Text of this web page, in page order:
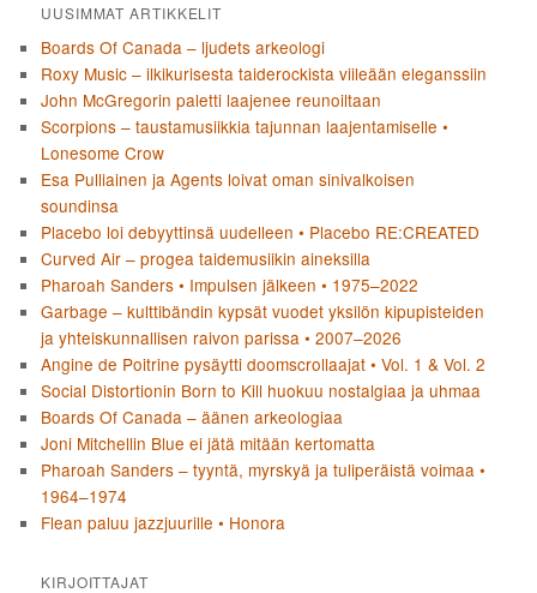
UUSIMMAT ARTIKKELIT
Boards Of Canada – ljudets arkeologi
Roxy Music – ilkikurisesta taiderockista viileään eleganssiin
John McGregorin paletti laajenee reunoiltaan
Scorpions – taustamusiikkia tajunnan laajentamiselle •
Lonesome Crow
Esa Pulliainen ja Agents loivat oman sinivalkoisen
soundinsa
Placebo loi debyyttinsä uudelleen • Placebo RE:CREATED
Curved Air – progea taidemusiikin aineksilla
Pharoah Sanders • Impulsen jälkeen • 1975–2022
Garbage – kulttibändin kypsät vuodet yksilön kipupisteiden
ja yhteiskunnallisen raivon parissa • 2007–2026
Angine de Poitrine pysäytti doomscrollaajat • Vol. 1 & Vol. 2
Social Distortionin Born to Kill huokuu nostalgiaa ja uhmaa
Boards Of Canada – äänen arkeologiaa
Joni Mitchellin Blue ei jätä mitään kertomatta
Pharoah Sanders – tyyntä, myrskyä ja tuliperäistä voimaa •
1964–1974
Flean paluu jazzjuurille • Honora
KIRJOITTAJAT